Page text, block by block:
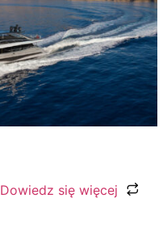
Dowiedz się więcej